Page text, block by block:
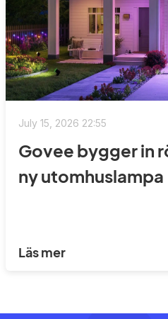
July 15, 2026 22:55
Govee bygger in
ny utomhuslampa
Läs mer